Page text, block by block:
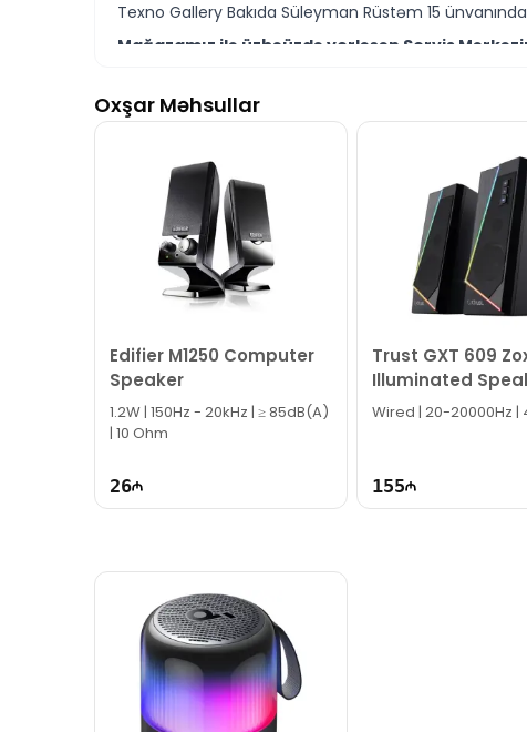
Texno Gallery Bakıda Süleyman Rüstəm 15
Mağazamız ilə üzbəüzdə yerləşən Servis
Fantech Hellscream GS205 RGB Mobile Gaming
Ünvanımız 28 Mall TM-dən 150 metr məsafədə
İstər gaming speaker modelləri istərsə də digər
Seçim etməkdə məsləhətə ehtiyacınız varsa
Fantech Hellscream GS205 RGB Mobile
daim hazırıq.
İş saatlarından kənar vaxtlarda əlaqə qurmaq
Bizə maraq göstərdiyiniz üçün təşəkkür edirik!
Oxşar Məhsullar
Edifier M1250 Computer
Speaker
1.2W | 150Hz - 20kHz | ≥ 85dB(A)
| 10 Ohm
26
Trust GXT 609
Illuminated
24070
Wired | 20-20000Hz |
155